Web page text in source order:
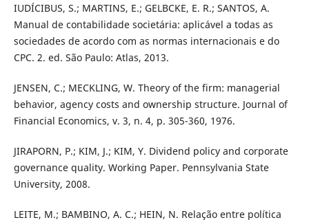
IUDÍCIBUS, S.; MARTINS, E.; GELBCKE, E. R.; SANTOS, A.
Manual de contabilidade societária: aplicável a todas as
sociedades de acordo com as normas internacionais e do
CPC. 2. ed. São Paulo: Atlas, 2013.
JENSEN, C.; MECKLING, W. Theory of the firm: managerial
behavior, agency costs and ownership structure. Journal of
Financial Economics, v. 3, n. 4, p. 305-360, 1976.
JIRAPORN, P.; KIM, J.; KIM, Y. Dividend policy and corporate
governance quality. Working Paper. Pennsylvania State
University, 2008.
LEITE, M.; BAMBINO, A. C.; HEIN, N. Relação entre política